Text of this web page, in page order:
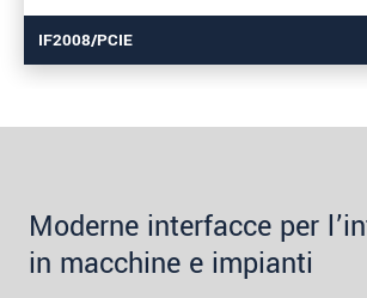
IF2008/PCIE
Moderne interfacce per
in macchine e impianti